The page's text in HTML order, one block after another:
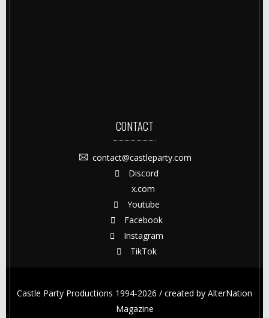
CONTACT
contact@castleparty.com
Discord
x.com
Youtube
Facebook
Instagram
TikTok
Castle Party Productions 1994-2026 / created by AlterNation
Magazine